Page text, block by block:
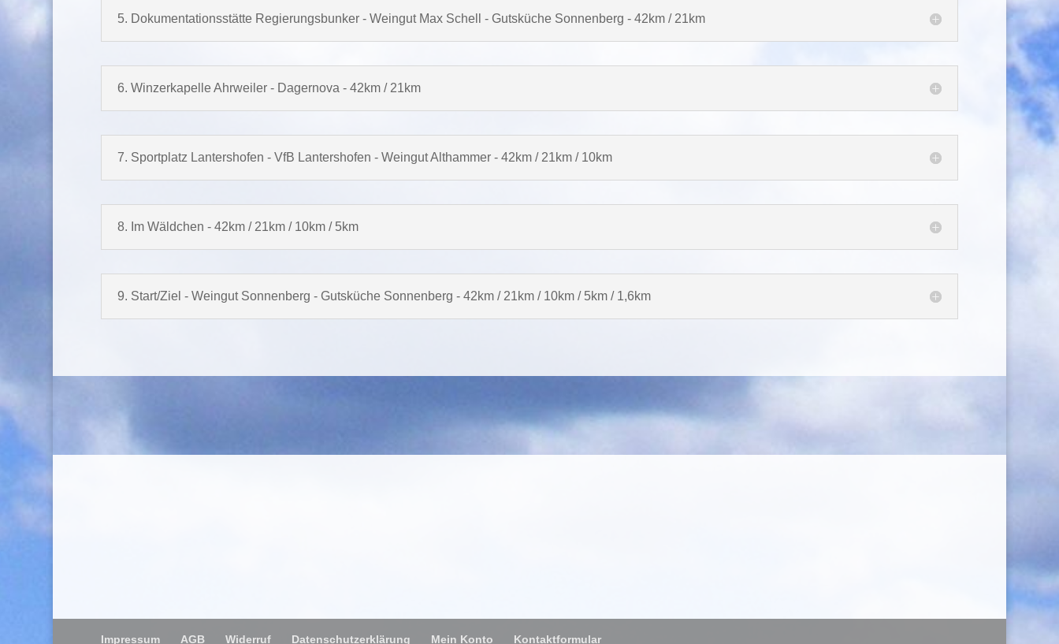
5. Dokumentationsstätte Regierungsbunker - Weingut Max Schell - Gutsküche Sonnenberg - 42km / 21km
6. Winzerkapelle Ahrweiler - Dagernova - 42km / 21km
7. Sportplatz Lantershofen - VfB Lantershofen - Weingut Althammer - 42km / 21km / 10km
8. Im Wäldchen - 42km / 21km / 10km / 5km
9. Start/Ziel - Weingut Sonnenberg - Gutsküche Sonnenberg - 42km / 21km / 10km / 5km / 1,6km
Impressum AGB Widerruf Datenschutzerklärung Mein Konto Kontaktformular